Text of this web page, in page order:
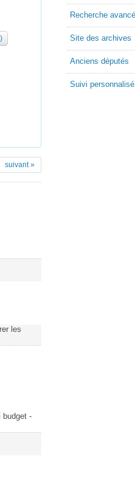
suivant »
les
budget -
Recherche
Site des archives
Anciens députés
Suivi